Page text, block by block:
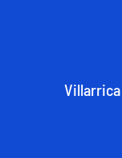
Villarrica